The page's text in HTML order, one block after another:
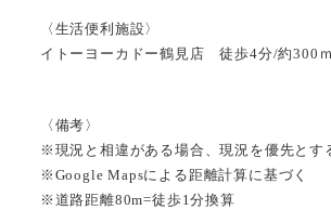
〈生活便利施設〉
イトーヨーカドー鶴見店 徒歩4分/約300ｍ
〈備考〉
※現況と相違がある場合、現況を優先とす
※Google Mapsによる距離計算に基づく
※道路距離80m=徒歩1分換算